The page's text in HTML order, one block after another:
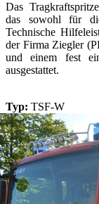
Das
das sowohl für
Technische
der Firma Ziegler
und einem fest
ausgestattet.
Typ: TSF-W